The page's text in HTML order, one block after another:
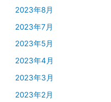
2023年8月
2023年7月
2023年5月
2023年4月
2023年3月
2023年2月